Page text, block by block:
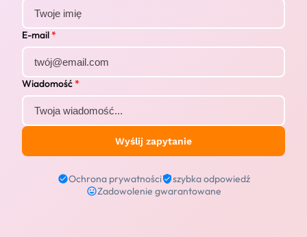
E-mail*
Wiadomość*
Wyślij zapytanie
Ochrona prywatności
szybka odpowiedź
Zadowolenie gwarantowane